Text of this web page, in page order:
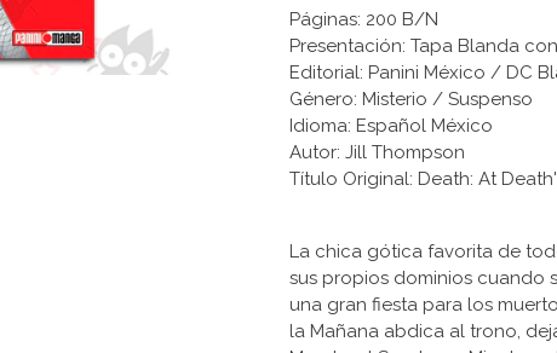
Páginas: 200 B/N
Presentación: Tapa Blanda
Editorial: Panini México / DC
Género: Misterio / Suspenso
Idioma: Español México
Autor: Jill Thompson
Título Original: Death: At
La chica gótica favorita de
sus propios dominios cuando
una gran fiesta para los
la Mañana abdica al trono,